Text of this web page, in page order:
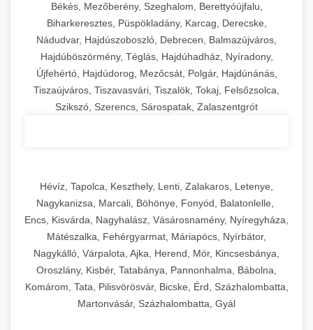
Békés, Mezőberény, Szeghalom, Berettyóújfalu,
Biharkeresztes, Püspökladány, Karcag, Derecske,
Nádudvar, Hajdúszoboszló, Debrecen, Balmazújváros,
Hajdúböszörmény, Téglás, Hajdúhadház, Nyíradony,
Újfehértó, Hajdúdorog, Mezőcsát, Polgár, Hajdúnánás,
Tiszaújváros, Tiszavasvári, Tiszalök, Tokaj, Felsőzsolca,
Szikszó, Szerencs, Sárospatak, Zalaszentgrót
Hévíz, Tapolca, Keszthely, Lenti, Zalakaros, Letenye,
Nagykanizsa, Marcali, Böhönye, Fonyód, Balatonlelle,
Encs, Kisvárda, Nagyhalász, Vásárosnamény, Nyíregyháza,
Mátészalka, Fehérgyarmat, Máriapócs, Nyírbátor,
Nagykálló, Várpalota, Ajka, Herend, Mór, Kincsesbánya,
Oroszlány, Kisbér, Tatabánya, Pannonhalma, Bábolna,
Komárom, Tata, Pilisvörösvár, Bicske, Érd, Százhalombatta,
Martonvásár, Százhalombatta, Gyál